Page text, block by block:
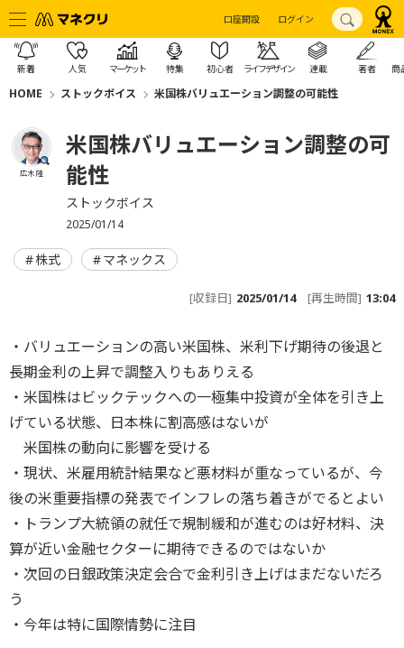
口座開設 ログイン
新着 人気 マーケット 特集 初心者 ライフデザイン 連載 著者 商
HOME ストックボイス 米国株バリュエーション調整の可能性
広木 隆
米国株バリュエーション調整の可
能性
ストックボイス
2025/01/14
株式 マネックス
[収録日] 2025/01/14 [再生時間] 13:04
・バリュエーションの高い米国株、米利下げ期待の後退と
長期金利の上昇で調整入りもありえる
・米国株はビックテックへの一極集中投資が全体を引き上
げている状態、日本株に割高感はないが
米国株の動向に影響を受ける
・現状、米雇用統計結果など悪材料が重なっているが、今
後の米重要指標の発表でインフレの落ち着きがでるとよい
・トランプ大統領の就任で規制緩和が進むのは好材料、決
算が近い金融セクターに期待できるのではないか
・次回の日銀政策決定会合で金利引き上げはまだないだろ
う
・今年は特に国際情勢に注目